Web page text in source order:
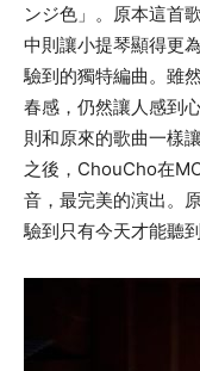
ンジ色」。原本這首
中則讓小提琴顯得更
驗到的獨特編曲。雖
春感，仍然讓人感到
則和原來的歌曲一樣
之後，ChouCho在
音，最完美的演出。
驗到只有今天才能聽